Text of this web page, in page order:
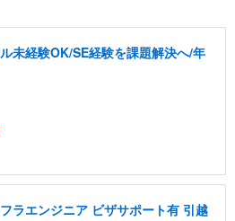
未経験OK/SE経験を課題解決へ/年
ラエンジニア ビザサポート有 引越